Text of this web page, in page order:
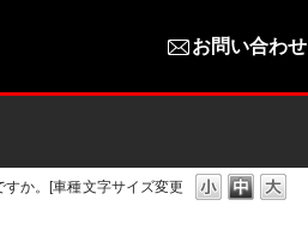
お問い合わせ
文字サイズ変更
すか。[車種